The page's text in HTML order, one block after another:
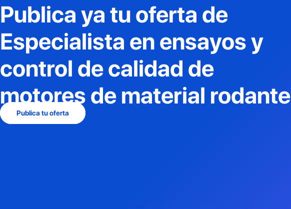
Publica ya tu oferta de
Especialista en ensayos y
control de calidad de
motores de material rodante
Publica tu oferta